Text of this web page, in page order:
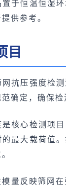
置于恒温恒湿
供参考。
目
网抗压强度检
确定，确保
核心检测项
的最大载荷值
量反映筛网